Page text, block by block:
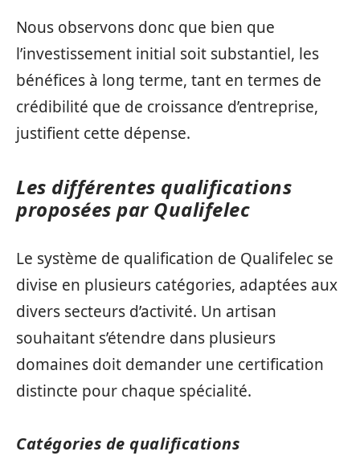
Nous observons donc que bien que
l’investissement initial soit substantiel, les
bénéfices à long terme, tant en termes de
crédibilité que de croissance d’entreprise,
justifient cette dépense.
Les différentes qualifications
proposées par Qualifelec
Le système de qualification de Qualifelec se
divise en plusieurs catégories, adaptées aux
divers secteurs d’activité. Un artisan
souhaitant s’étendre dans plusieurs
domaines doit demander une certification
distincte pour chaque spécialité.
Catégories de qualifications